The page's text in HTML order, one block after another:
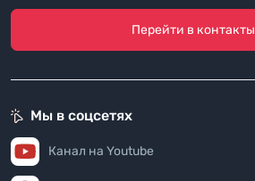
Перейти в контакты
Мы в соцсетях
Канал на Youtube